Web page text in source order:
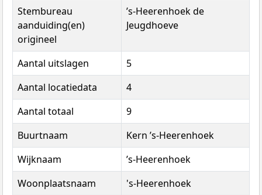
Stembureau
aanduiding(en)
origineel
’s-Heerenhoek de
Jeugdhoeve
Aantal uitslagen
5
Aantal locatiedata
4
Aantal totaal
9
Buurtnaam
Kern ’s-Heerenhoek
Wijknaam
’s-Heerenhoek
Woonplaatsnaam
's-Heerenhoek